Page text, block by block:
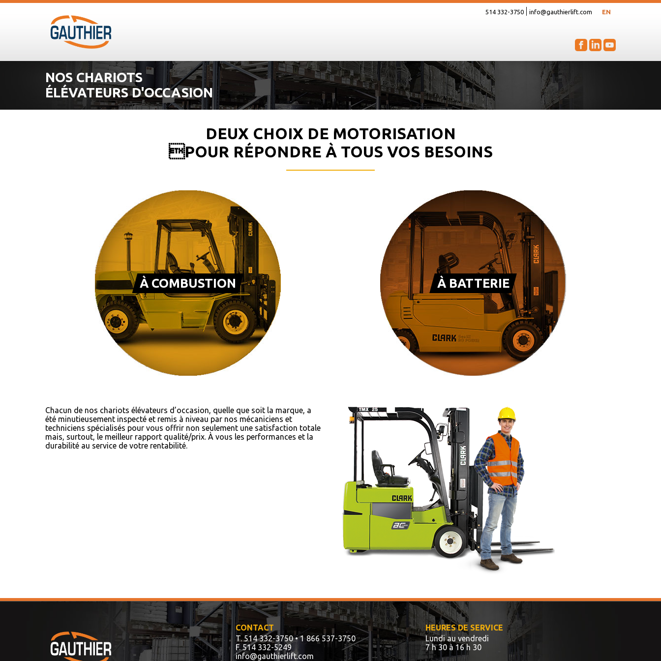
514 332-3750 info@gauthierlift.com EN
NOS CHARIOTS
ÉLÉVATEURS D'OCCASION
DEUX CHOIX DE MOTORISATION
POUR RÉPONDRE À TOUS VOS BESOINS
À COMBUSTION À BATTERIE
Chacun de nos chariots élévateurs d’occasion, quelle que soit la marque, a
été minutieusement inspecté et remis à niveau par nos mécaniciens et
techniciens spécialisés pour vous offrir non seulement une satisfaction totale
mais, surtout, le meilleur rapport qualité/prix. À vous les performances et la
durabilité au service de votre rentabilité.
CONTACT
T. 514 332-3750 • 1 866 537-3750
F. 514 332-5249
info@gauthierlift.com
HEURES DE SERVICE
Lundi au vendredi
7 h 30 à 16 h 30